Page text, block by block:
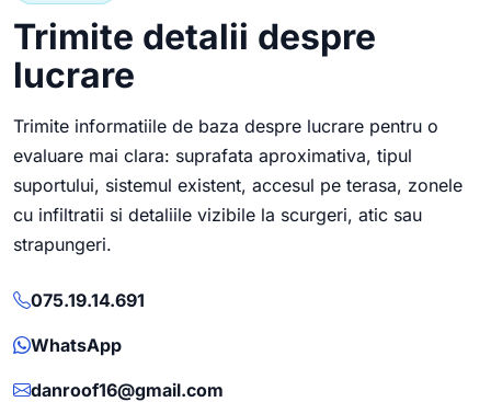
Trimite detalii despre
lucrare
Trimite informatiile de baza despre lucrare pentru o
evaluare mai clara: suprafata aproximativa, tipul
suportului, sistemul existent, accesul pe terasa, zonele
cu infiltratii si detaliile vizibile la scurgeri, atic sau
strapungeri.
075.19.14.691
WhatsApp
danroof16@gmail.com